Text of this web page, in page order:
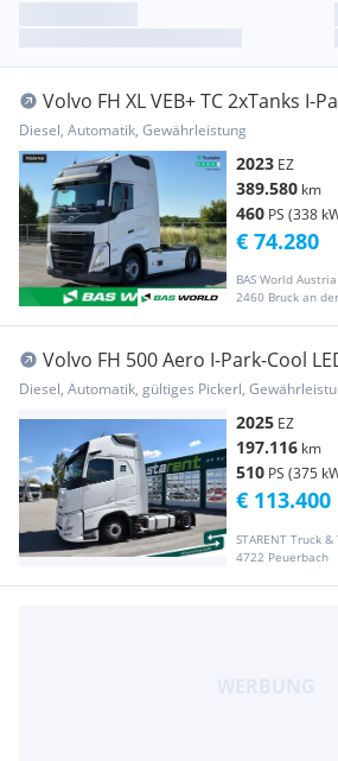
Volvo FH XL VEB+ TC 2xTanks I-
(70324143) Sattelzugmaschine
Diesel, Automatik, Gewährleistung
2023 EZ
389.580 km
460 PS (338
BAS World
2460 Bruck an
€ 74.280
Volvo FH 500 Aero I-Park-Cool
Sicherheitspak... Sattelzugmaschine
Diesel, Automatik, gültiges Pickerl,
2025 EZ
197.116 km
510 PS (375
STARENT Truck
4722 Peuerbach
€ 113.400